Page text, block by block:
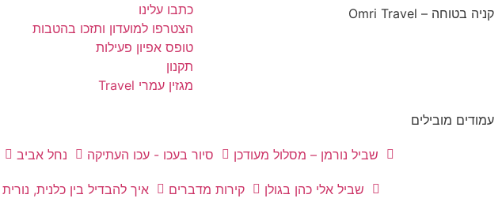
קניה בטוחה – Omri Travel
כתבו עלינו
הצטרפו למועדון ותזכו בהטבות
טופס אפיון פעילות
תקנון
מגזין עמרי Travel
עמודים מובילים
שביל נורמן – מסלול מעודכן סיור בעכו - עכו העתיקה נחל אביב
שביל אלי כהן בגולן קירות מדברים איך להבדיל בין כלנית,